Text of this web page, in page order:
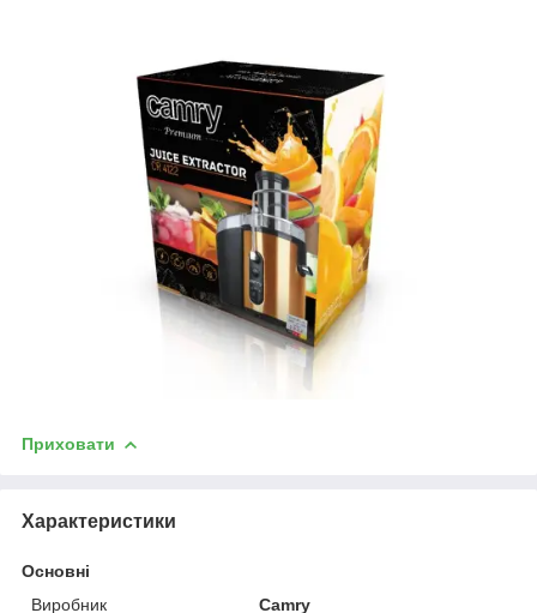
Приховати
Характеристики
Основні
Виробник
Camry